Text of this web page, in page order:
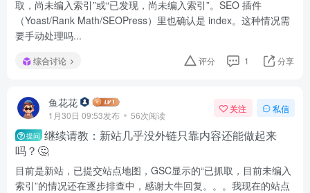
取，尚未编入索引”或“已发现，尚未编入索引”。SEO 插件
（Yoast/Rank Math/SEOPress）里也确认是 index。这种情况需
要手动处理吗...
综合讨论 评分 1 分享
鱼花花
1月30日 09:53发布 56次阅读
关注 私信
提问 继续请教：新站几乎没外链只靠内容还能做起来
吗？🤔
目前是新站，已提交站点地图，GSC显示的“已抓取，目前未编入
索引”的情况还在逐步排查中，感谢大牛回复。。。我现在的站点